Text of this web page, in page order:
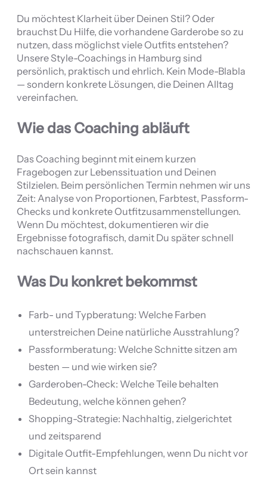
Du möchtest Klarheit über Deinen Stil? Oder
brauchst Du Hilfe, die vorhandene Garderobe so zu
nutzen, dass möglichst viele Outfits entstehen?
Unsere Style-Coachings in Hamburg sind
persönlich, praktisch und ehrlich. Kein Mode-Blabla
— sondern konkrete Lösungen, die Deinen Alltag
vereinfachen.
Wie das Coaching abläuft
Das Coaching beginnt mit einem kurzen
Fragebogen zur Lebenssituation und Deinen
Stilzielen. Beim persönlichen Termin nehmen wir uns
Zeit: Analyse von Proportionen, Farbtest, Passform-
Checks und konkrete Outfitzusammenstellungen.
Wenn Du möchtest, dokumentieren wir die
Ergebnisse fotografisch, damit Du später schnell
nachschauen kannst.
Was Du konkret bekommst
Farb- und Typberatung: Welche Farben
unterstreichen Deine natürliche Ausstrahlung?
Passformberatung: Welche Schnitte sitzen am
besten — und wie wirken sie?
Garderoben-Check: Welche Teile behalten
Bedeutung, welche können gehen?
Shopping-Strategie: Nachhaltig, zielgerichtet
und zeitsparend
Digitale Outfit-Empfehlungen, wenn Du nicht vor
Ort sein kannst